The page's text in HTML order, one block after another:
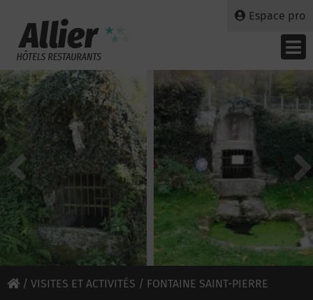
Espace pro
/ VISITES ET ACTIVITÉS / FONTAINE SAINT-PIERRE